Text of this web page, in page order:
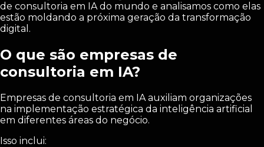
de consultoria em IA do mundo e analisamos como elas
estão moldando a próxima geração da transformação
digital.
O que são empresas de
consultoria em IA?
Empresas de consultoria em IA auxiliam organizações
na implementação estratégica da inteligência artificial
em diferentes áreas do negócio.
Isso inclui: